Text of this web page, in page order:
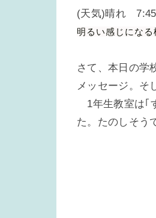
(天気)晴れ
明るい感じになる
さて、本日の学
メッセージ。そ
1年生教室は｢
た。たのしそう